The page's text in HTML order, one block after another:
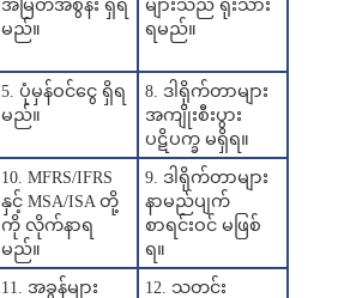
အမြတ်အစွန်း ရှိရ
မည်။
များသည် ရိုးသား
ရမည်။
5. ပုံမှန်ဝင်ငွေ ရှိရ
မည်။
8. ဒါရိုက်တာများ
အကျိုးစီးပွား
ပဋိပက္ခ မရှိရ။
10. MFRS/IFRS
နှင့် MSA/ISA တို့
ကို လိုက်နာရ
မည်။
9. ဒါရိုက်တာများ
နာမည်ပျက်
စာရင်းဝင် မဖြစ်
ရ။
11. အခွန်များ
12. သတင်း